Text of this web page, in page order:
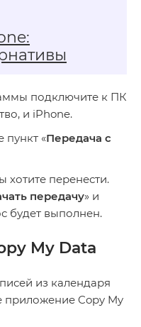
подключите к ПК
и iPhone.
«Передача с
хотите перенести.
передачу» и
будет выполнен.
My Data
из календаря
приложение Copy My